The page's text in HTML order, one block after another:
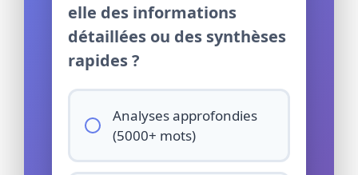
elle des informations
détaillées ou des synthèses
rapides ?
Analyses approfondies
(5000+ mots)